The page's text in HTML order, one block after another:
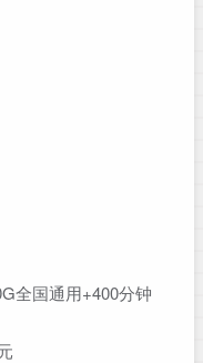
全国通用+400分钟